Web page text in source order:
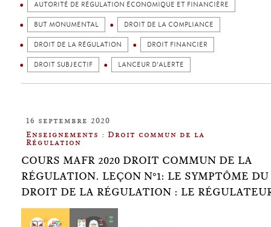
AUTORITÉ DE RÉGULATION ÉCONOMIQUE ET FINANCIÈRE
BUT MONUMENTAL DROIT DE LA COMPLIANCE
DROIT DE LA RÉGULATION DROIT FINANCIER
DROIT SUBJECTIF LANCEUR D'ALERTE
16 septembre 2020
Enseignements : Droit commun de la
Régulation
COURS MAFR 2020 DROIT COMMUN DE LA
RÉGULATION. LEÇON N°1: LE SYMPTÔME DU
DROIT DE LA RÉGULATION : LE